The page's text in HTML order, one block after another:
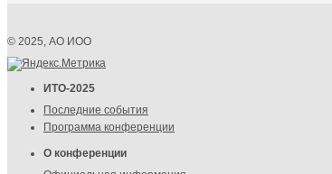
© 2025, АО ИОО
ИТО-2025
Последние события
Программа конференции
О конференции